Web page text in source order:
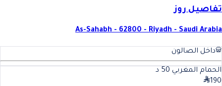
تفاصيل روز
As-Sahabh - 62800 - Riyadh - Saudi Arabia
داخل الصالون
الحمام المغربي 50 د
190